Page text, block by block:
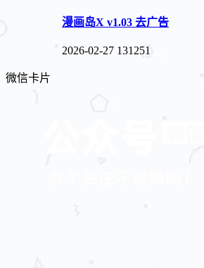
漫画岛X v1.03 去广告
2026-02-27 131251
微信卡片